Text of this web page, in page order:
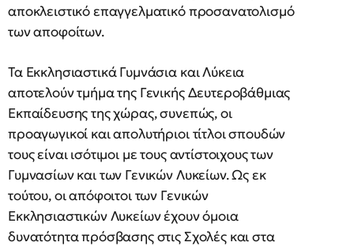
αποκλειστικό επαγγελματικό προσανατολισμό
των αποφοίτων.
Τα Εκκλησιαστικά Γυμνάσια και Λύκεια
αποτελούν τμήμα της Γενικής Δευτεροβάθμιας
Εκπαίδευσης της χώρας, συνεπώς, οι
προαγωγικοί και απολυτήριοι τίτλοι σπουδών
τους είναι ισότιμοι με τους αντίστοιχους των
Γυμνασίων και των Γενικών Λυκείων. Ως εκ
τούτου, οι απόφοιτοι των Γενικών
Εκκλησιαστικών Λυκείων έχουν όμοια
δυνατότητα πρόσβασης στις Σχολές και στα